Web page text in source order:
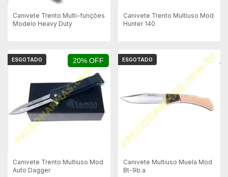
Canivete Trento Multi-funções
Modelo Heavy Duty
Canivete Trento Multiuso Mod
Hunter 140
20% OFF
ESGOTADO
Canivete Trento Multiuso Mod
Auto Dagger
ESGOTADO
Canivete Multiuso Muela Mod
Bt-9b.a